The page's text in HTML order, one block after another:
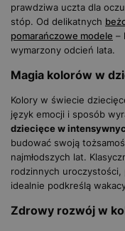
prawdziwa uczta dla
stóp. Od delikatnych
pomarańczowe modele –
wymarzony odcień lata.
Magia kolorów w
Kolory w świecie
język emocji i sposób
dziecięce w
budować swoją
najmłodszych lat.
rodzinnych uroczystości,
idealnie podkreślą
Zdrowy rozwój w